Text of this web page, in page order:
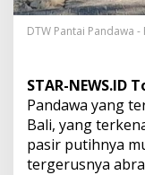
DTW Pantai Pandawa
STAR-NEWS.ID
Pandawa yang
Bali, yang
pasir putihnya
tergerusnya